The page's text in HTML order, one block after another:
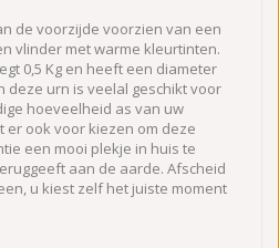
de voorzijde voorzien van een
vlinder met warme kleurtinten.
0,5 Kg en heeft een diameter
deze urn is veelal geschikt voor
hoeveelheid as van uw
er ook voor kiezen om deze
een mooi plekje in huis te
aan de aarde. Afscheid
u kiest zelf het juiste moment